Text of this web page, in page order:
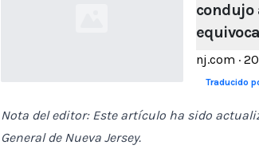
condujo
nj.com ·
Traducido
Nota del editor: Este artículo ha sido
General de Nueva Jersey.